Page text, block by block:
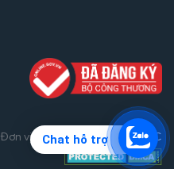
Chat hỗ trợ
Đơn vị triển khai dự án THG JSC